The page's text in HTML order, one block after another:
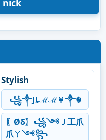
Stylish
꧁༒Jȴℳℳ￥༒☬
〖Øδ〗꧁༺Ｊ工爪
爪ㄚ༺꧂